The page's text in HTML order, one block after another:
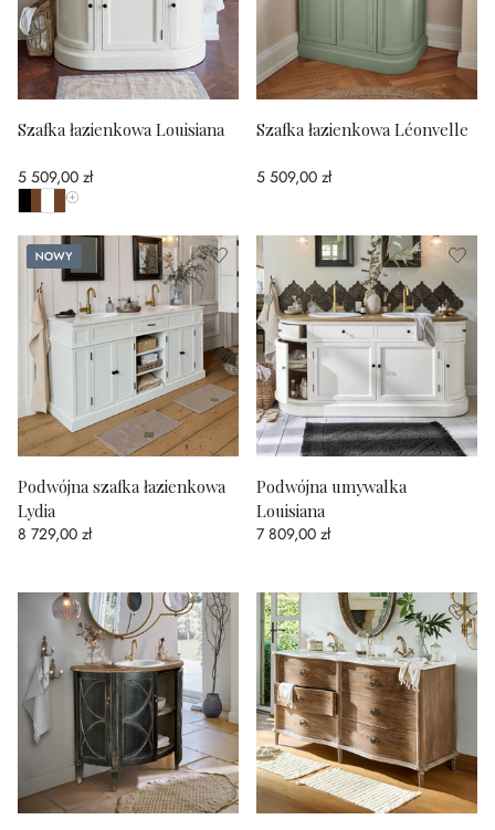
Szafka łazienkowa Louisiana
5 509,00 zł
Pokaż wszystkie kolory
Szafka łazienkowa Léonvelle
5 509,00 zł
Nowy
Podwójna szafka łazienkowa
Lydia
8 729,00 zł
Podwójna umywalka
Louisiana
7 809,00 zł